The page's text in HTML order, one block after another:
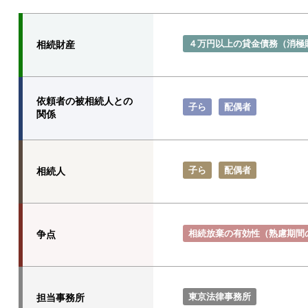
相続財産 ４万円以上の貸金債務（消極
依頼者の被相続人との
関係
子ら 配偶者
相続人 子ら 配偶者
争点 相続放棄の有効性（熟慮期間
担当事務所 東京法律事務所